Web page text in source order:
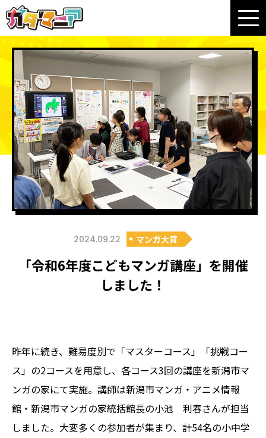
2024.09.22 マンガ大賞
「令和6年度こどもマンガ講座」を開催
しました！
昨年に続き、難易度別で「マスターコース」「挑戦コー
ス」の2コースを用意し、各コース3回の講座を新潟市マ
ンガの家にて実施。講師は新潟市マンガ・アニメ情報
館・新潟市マンガの家統括館長の小池 利春さんが担当
しました。大変多くの参加者が集まり、計54名の小中学